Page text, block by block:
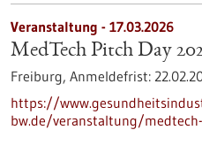
Veranstaltung - 17.03.2026
MedTech Pitch Day
Freiburg, Anmeldefrist:
https://
bw.de/veranstaltung/